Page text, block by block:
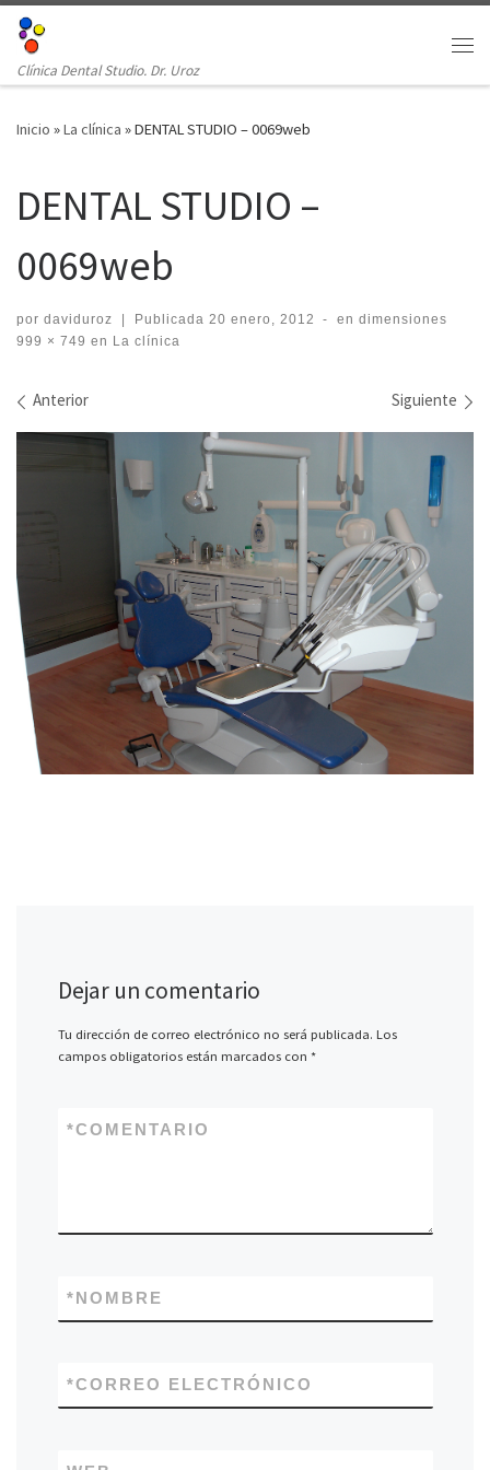
Clínica Dental Studio. Dr. Uroz
Inicio »La clínica »DENTAL STUDIO – 0069web
DENTAL STUDIO –
0069web
por daviduroz | Publicada 20 enero, 2012 -
en dimensiones
999 × 749 en La clínica
Navegación de imágenes
Anterior Siguiente
Dejar un comentario
Tu dirección de correo electrónico no será publicada. Los
campos obligatorios están marcados con *
COMENTARIO
*
NOMBRE
*
CORREO ELECTRÓNICO
*